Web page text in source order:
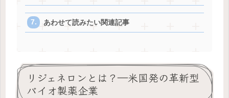
あわせて読みたい関連記事
リジェネロンとは？―米国発の革新型
バイオ製薬企業